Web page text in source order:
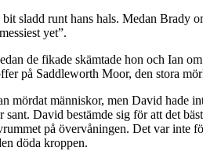
sladd runt hans hals. Medan
yet”.
de fikade skämtade hon och Ian
på Saddleworth Moor, den stora
människor, men David hade
David bestämde sig för att det
på övervåningen. Det var inte
döda kroppen.